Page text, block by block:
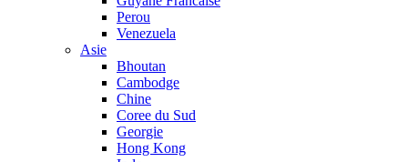
Perou
Venezuela
Asie
Bhoutan
Cambodge
Chine
Coree du Sud
Georgie
Hong Kong